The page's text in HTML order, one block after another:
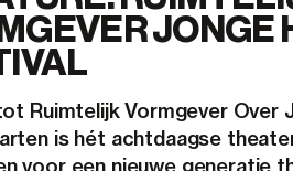
JONGE
Ruimtelijk Vormgever Over
is hét achtdaagse